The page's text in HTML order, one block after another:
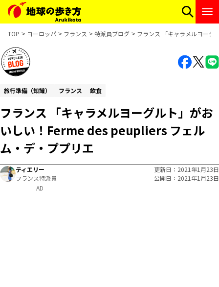
TOP ヨーロッパ フランス 特派員ブログ フランス 「キャラメルヨーグ
旅行準備（知識） フランス 飲食
フランス 「キャラメルヨーグルト」がお
いしい！Ferme des peupliers フェル
ム・デ・ププリエ
ティエリー
フランス特派員
更新日
2021年1月23日
公開日
2021年1月23日
AD